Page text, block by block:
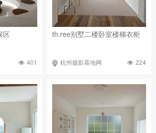
区
401
th.ree别墅二楼卧室楼梯衣柜
杭州摄影基地网 224